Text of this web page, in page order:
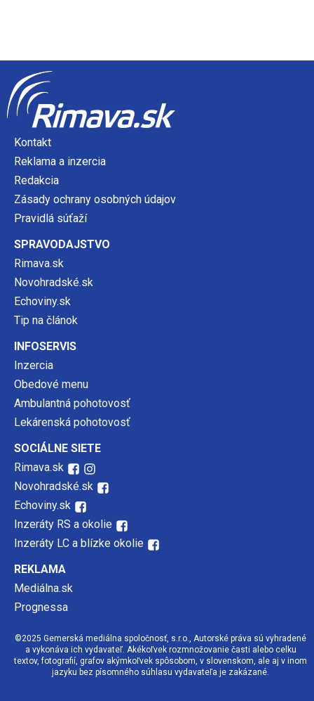
Kontakt
Reklama a inzercia
Redakcia
Zásady ochrany osobných údajov
Pravidlá súťaží
SPRAVODAJSTVO
Rimava.sk
Novohradské.sk
Echoviny.sk
Tip na článok
INFOSERVIS
Inzercia
Obedové menu
Ambulantná pohotovosť
Lekárenská pohotovosť
SOCIÁLNE SIETE
Rimava.sk
Novohradské.sk
Echoviny.sk
Inzeráty RS a okolie
Inzeráty LC a blízke okolie
REKLAMA
Mediálna.sk
Prognessa
©2025 Gemerská mediálna spoločnosť, s.r.o., Autorské práva sú vyhradené
a vykonáva ich vydavateľ. Akékoľvek rozmnožovanie časti alebo celku
textov, fotografií, grafov akýmkoľvek spôsobom, v slovenskom, ale aj v inom
jazyku bez písomného súhlasu vydavateľa je zakázané.